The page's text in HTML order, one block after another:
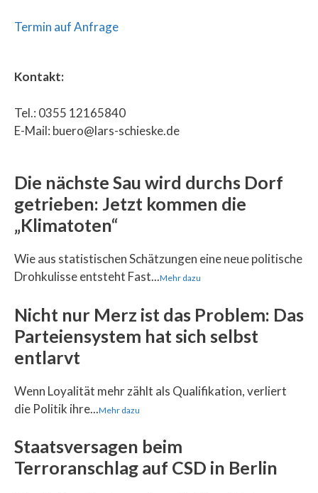
Termin auf Anfrage
Kontakt:
Tel.: 0355 12165840
E-Mail: buero@lars-schieske.de
Die nächste Sau wird durchs Dorf
getrieben: Jetzt kommen die
„Klimatoten“
Wie aus statistischen Schätzungen eine neue politische
Drohkulisse entsteht Fast...Mehr dazu
Nicht nur Merz ist das Problem: Das
Parteiensystem hat sich selbst
entlarvt
Wenn Loyalität mehr zählt als Qualifikation, verliert
die Politik ihre...Mehr dazu
Staatsversagen beim
Terroranschlag auf CSD in Berlin